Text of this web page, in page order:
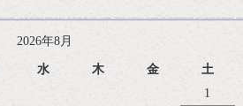
2026年8月
水 木 金
土
1